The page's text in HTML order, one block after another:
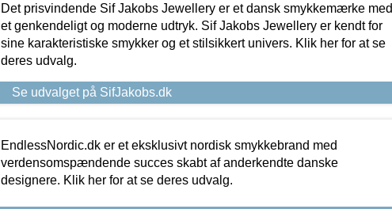
Det prisvindende Sif Jakobs Jewellery er et dansk smykkemærke med
et genkendeligt og moderne udtryk. Sif Jakobs Jewellery er kendt for
sine karakteristiske smykker og et stilsikkert univers. Klik her for at se
deres udvalg.
Se udvalget på SifJakobs.dk
EndlessNordic.dk er et eksklusivt nordisk smykkebrand med
verdensomspændende succes skabt af anderkendte danske
designere. Klik her for at se deres udvalg.